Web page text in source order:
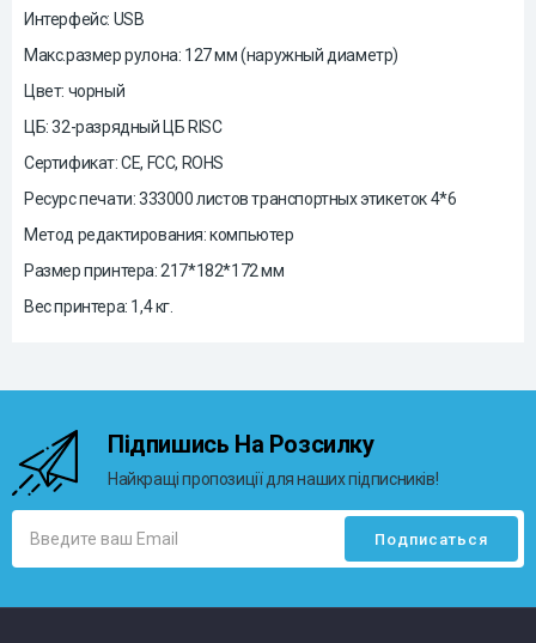
Интерфейс: USB
Макс.размер рулона: 127 мм (наружный диаметр)
Цвет: чорный
ЦБ: 32-разрядный ЦБ RISC
Сертификат: CE, FCC, ROHS
Ресурс печати: 333000 листов транспортных этикеток 4*6
Метод редактирования: компьютер
Размер принтера: 217*182*172 мм
Вес принтера: 1,4 кг.
Підпишись На Розсилку
Найкращі пропозиції для наших підписників!